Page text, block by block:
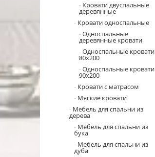
Кровати двуспальные
деревянные
Кровати односпальные
Односпальные
деревянные кровати
Односпальные кровати
80х200
Односпальные кровати
90х200
Кровати с матрасом
Мягкие кровати
Мебель для спальни из
дерева
Мебель для спальни из
бука
Мебель для спальни из
дуба